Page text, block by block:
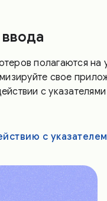
полагаются на
свое
с указателями
с